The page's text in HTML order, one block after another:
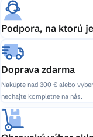
Podpora, na ktorú
Doprava zdarma
Nakúpte nad 300 € alebo
nechajte kompletne na nás.